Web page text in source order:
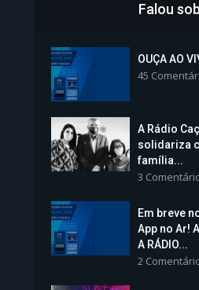
Colégios da
Vice-Prefeita
tomará posse
1.101 Modos de
Falou
OUÇA AO
45
A Rádio
solidariza
família...
3
Em breve
App no Ar!
A RÁDIO...
2